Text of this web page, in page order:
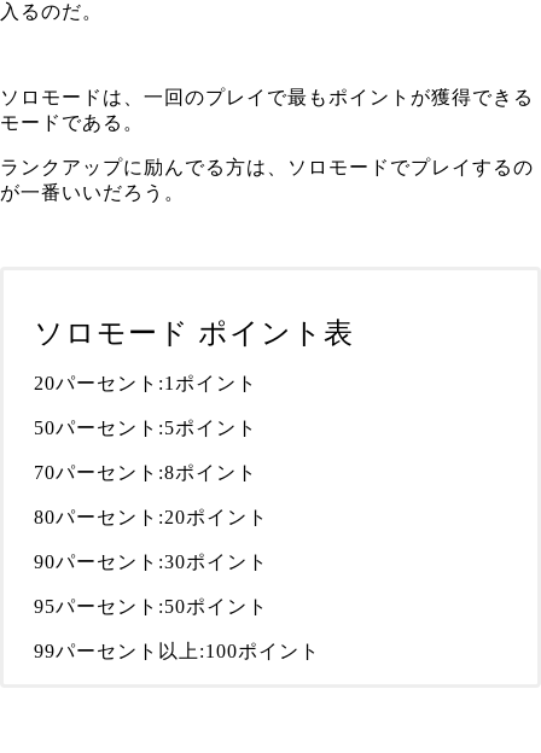
入るのだ。
ソロモードは、一回のプレイで最もポイントが獲得できる
モードである。
ランクアップに励んでる方は、ソロモードでプレイするの
が一番いいだろう。
ソロモード ポイント表
20パーセント:1ポイント
50パーセント:5ポイント
70パーセント:8ポイント
80パーセント:20ポイント
90パーセント:30ポイント
95パーセント:50ポイント
99パーセント以上:100ポイント